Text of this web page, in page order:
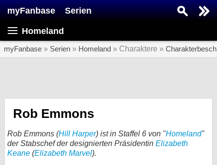
myFanbase Serien
Homeland
myFanbase » Serien » Homeland » Charaktere »
Rob Emmons
Rob Emmons (Hill Harper) ist in Staffel 6 von "Homeland"
der Stabschef der designierten Präsidentin Elizabeth
Keane (Elizabeth Marvel).
SERIEN
KULTUR